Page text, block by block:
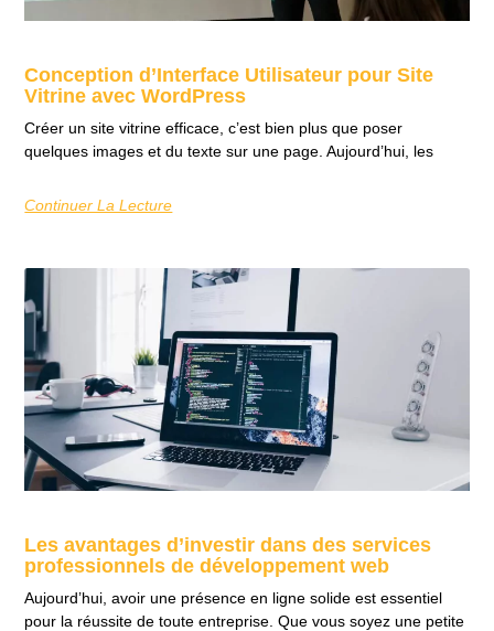
Conception d’Interface Utilisateur pour Site
Vitrine avec WordPress
Créer un site vitrine efficace, c’est bien plus que poser
quelques images et du texte sur une page. Aujourd’hui, les
Continuer La Lecture
Les avantages d’investir dans des services
professionnels de développement web
Aujourd’hui, avoir une présence en ligne solide est essentiel
pour la réussite de toute entreprise. Que vous soyez une petite